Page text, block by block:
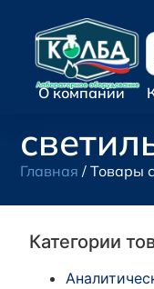
О компании
Главная / Товары
Категории